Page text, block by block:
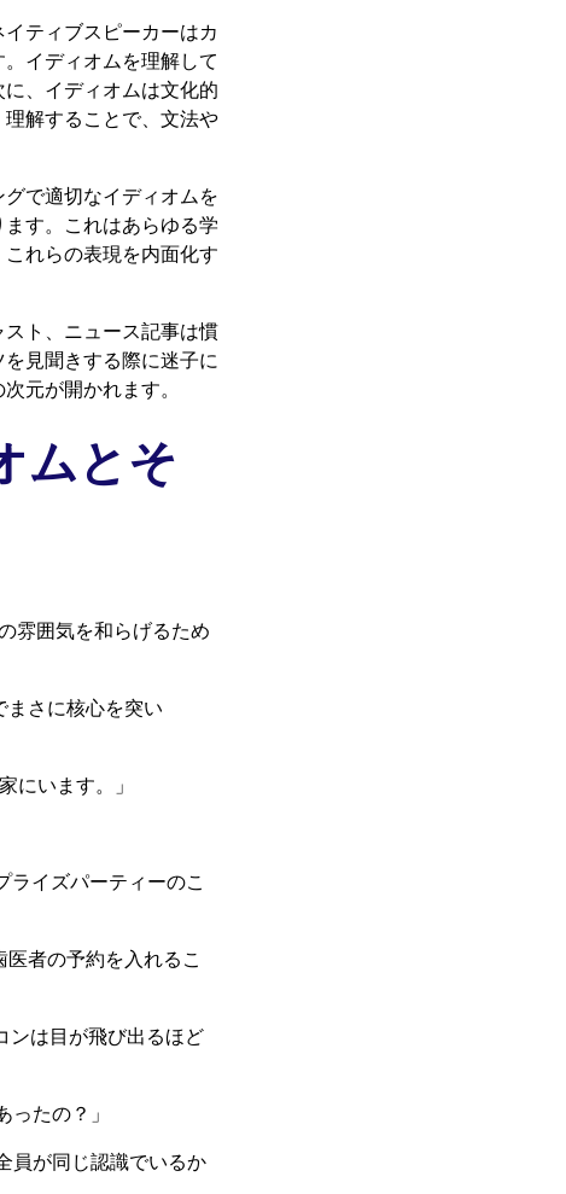
ティブスピーカーはカ
イディオムを理解して
、イディオムは文化的
解することで、文法や
で適切なイディオムを
す。これはあらゆる学
れらの表現を内面化す
ト、ニュース記事は慣
見聞きする際に迷子に
元が開かれます。
ムとそ
雰囲気を和らげるため
さに核心を突い
にいます。」
イズパーティーのこ
者の予約を入れるこ
ンは目が飛び出るほど
たの？」
員が同じ認識でいるか